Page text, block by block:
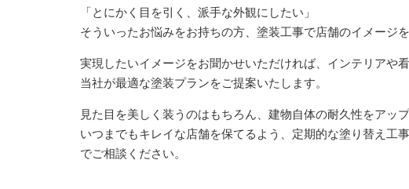
「とにかく目を引く、派手な外観にしたい」
そういったお悩みをお持ちの方、塗装工事で店舗のイメージ
実現したいイメージをお聞かせいただければ、インテリアや
当社が最適な塗装プランをご提案いたします。
見た目を美しく装うのはもちろん、建物自体の耐久性をアッ
いつまでもキレイな店舗を保てるよう、定期的な塗り替え工
でご相談ください。